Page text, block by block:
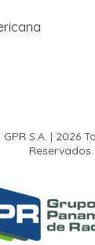
S.A. | 2026
Reservados.